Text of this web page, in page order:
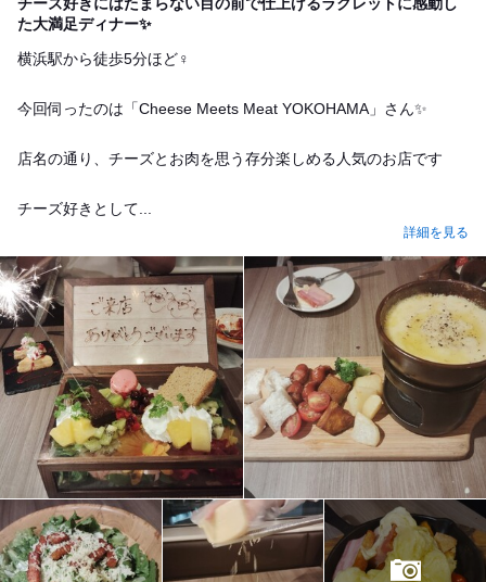
た大満足ディナー✨
横浜駅から徒歩5分ほど‍♀️
今回伺ったのは「Cheese Meets Meat YOKOHAMA」さん✨
店名の通り、チーズとお肉を思う存分楽しめる人気のお店です
チーズ好きとして...
詳細を見る